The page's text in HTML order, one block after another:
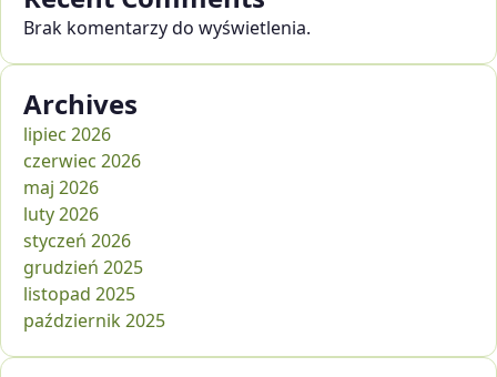
Brak komentarzy do wyświetlenia.
Archives
lipiec 2026
czerwiec 2026
maj 2026
luty 2026
styczeń 2026
grudzień 2025
listopad 2025
październik 2025